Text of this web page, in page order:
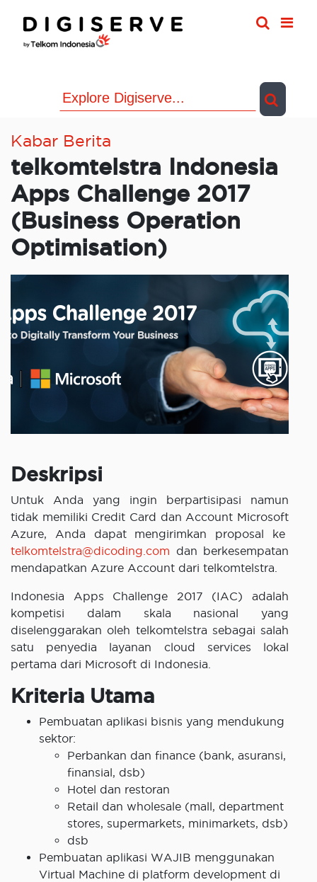
content
Kabar Berita
telkomtelstra Indonesia
Apps Challenge 2017
(Business Operation
Optimisation)
Deskripsi
Untuk Anda yang ingin berpartisipasi namun
tidak memiliki Credit Card dan Account Microsoft
Azure, Anda dapat mengirimkan proposal ke
telkomtelstra@dicoding.com dan berkesempatan
mendapatkan Azure Account dari telkomtelstra.
Indonesia Apps Challenge 2017 (IAC) adalah
kompetisi dalam skala nasional yang
diselenggarakan oleh telkomtelstra sebagai salah
satu penyedia layanan cloud services lokal
pertama dari Microsoft di Indonesia.
Kriteria Utama
Pembuatan aplikasi bisnis yang mendukung
sektor:
Perbankan dan finance (bank, asuransi,
finansial, dsb)
Hotel dan restoran
Retail dan wholesale (mall, department
stores, supermarkets, minimarkets, dsb)
dsb
Pembuatan aplikasi WAJIB menggunakan
Virtual Machine di platform development di